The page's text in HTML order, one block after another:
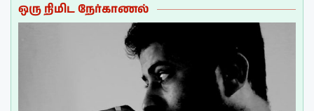
ஒரு நிமிட நேர்காணல்